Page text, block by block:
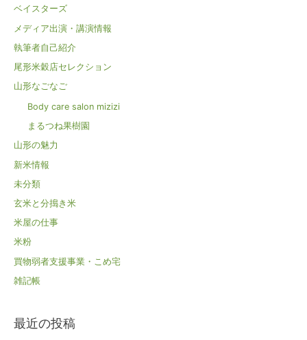
ベイスターズ
メディア出演・講演情報
執筆者自己紹介
尾形米穀店セレクション
山形なごなご
Body care salon mizizi
まるつね果樹園
山形の魅力
新米情報
未分類
玄米と分搗き米
米屋の仕事
米粉
買物弱者支援事業・こめ宅
雑記帳
最近の投稿